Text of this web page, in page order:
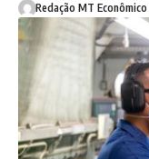
Redação MT Econômico